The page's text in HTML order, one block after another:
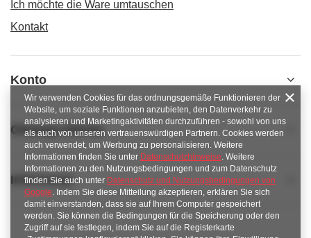
Ich möchte die Ware umtauschen
Kontakt
Konto
Obsługa klienta
Informacje
Wir verwenden Cookies für das ordnungsgemäße Funktionieren der
Website, um soziale Funktionen anzubieten, den Datenverkehr zu
analysieren und Marketingaktivitäten durchzuführen - sowohl von uns
als auch von unseren vertrauenswürdigen Partnern. Cookies werden
auch verwendet, um Werbung zu personalisieren. Weitere
Informationen finden Sie unter Datenschutzhinweise. Weitere
Informationen zu den Nutzungsbedingungen und zum Datenschutz
finden Sie auch unter Datenschutz und Nutzungsbedingungen von
Google. Indem Sie diese Mitteilung akzeptieren, erklären Sie sich
damit einverstanden, dass sie auf Ihrem Computer gespeichert
werden. Sie können die Bedingungen für die Speicherung oder den
Zugriff auf sie festlegen, indem Sie auf die Registerkarte